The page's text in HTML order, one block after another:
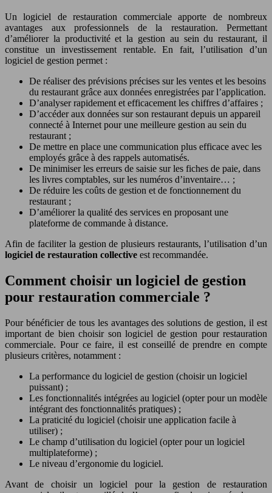
Un logiciel de restauration commerciale apporte de nombreux
avantages aux professionnels de la restauration. Permettant
d’améliorer la productivité et la gestion au sein du restaurant, il
constitue un investissement rentable. En fait, l’utilisation d’un
logiciel de gestion permet :
De réaliser des prévisions précises sur les ventes et les besoins
du restaurant grâce aux données enregistrées par l’application.
D’analyser rapidement et efficacement les chiffres d’affaires ;
D’accéder aux données sur son restaurant depuis un appareil
connecté à Internet pour une meilleure gestion au sein du
restaurant ;
De mettre en place une communication plus efficace avec les
employés grâce à des rappels automatisés.
De minimiser les erreurs de saisie sur les fiches de paie, dans
les livres comptables, sur les numéros d’inventaire… ;
De réduire les coûts de gestion et de fonctionnement du
restaurant ;
D’améliorer la qualité des services en proposant une
plateforme de commande à distance.
Afin de faciliter la gestion de plusieurs restaurants, l’utilisation d’un
logiciel de restauration collective est recommandée.
Comment choisir un logiciel de gestion
pour restauration commerciale ?
Pour bénéficier de tous les avantages des solutions de gestion, il est
important de bien choisir son logiciel de gestion pour restauration
commerciale. Pour ce faire, il est conseillé de prendre en compte
plusieurs critères, notamment :
La performance du logiciel de gestion (choisir un logiciel
puissant) ;
Les fonctionnalités intégrées au logiciel (opter pour un modèle
intégrant des fonctionnalités pratiques) ;
La praticité du logiciel (choisir une application facile à
utiliser) ;
Le champ d’utilisation du logiciel (opter pour un logiciel
multiplateforme) ;
Le niveau d’ergonomie du logiciel.
Avant de choisir un logiciel pour la gestion de restauration